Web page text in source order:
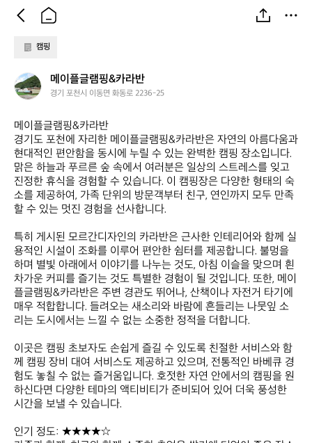
캠핑
메
이
글
램
핑
&
카
라
반
메이플글램핑&카라반
경기 포천시 이동면 화동로 2236-25
메이플글램핑&카라반
경기도 포천에 자리한 메이플글램핑&카라반은 자연의 아름다움과
현대적인 편안함을 동시에 누릴 수 있는 완벽한 캠핑 장소입니다.
맑은 하늘과 푸르른 숲 속에서 여러분은 일상의 스트레스를 잊고
진정한 휴식을 경험할 수 있습니다. 이 캠핑장은 다양한 형태의 숙
소를 제공하여, 가족 단위의 방문객부터 친구, 연인까지 모두 만족
할 수 있는 멋진 경험을 선사합니다.
특히 게시된 모르간디자인의 카라반은 근사한 인테리어와 함께 실
용적인 시설이 조화를 이루어 편안한 쉼터를 제공합니다. 불멍을
하며 별빛 아래에서 이야기를 나누는 것도, 아침 이슬을 맞으며 흰
차가운 커피를 즐기는 것도 특별한 경험이 될 것입니다. 또한, 메이
플글램핑&카라반은 주변 경관도 뛰어나, 산책이나 자전거 타기에
매우 적합합니다. 들려오는 새소리와 바람에 흔들리는 나뭇잎 소
리는 도시에서는 느낄 수 없는 소중한 정적을 더합니다.
이곳은 캠핑 초보자도 손쉽게 즐길 수 있도록 친절한 서비스와 함
께 캠핑 장비 대여 서비스도 제공하고 있으며, 전통적인 바베큐 경
험도 놓칠 수 없는 즐거움입니다. 호젓한 자연 안에서의 캠핑을 원
하신다면 다양한 테마의 액티비티가 준비되어 있어 더욱 풍성한
시간을 보낼 수 있습니다.
인기 정도: ★★★★☆